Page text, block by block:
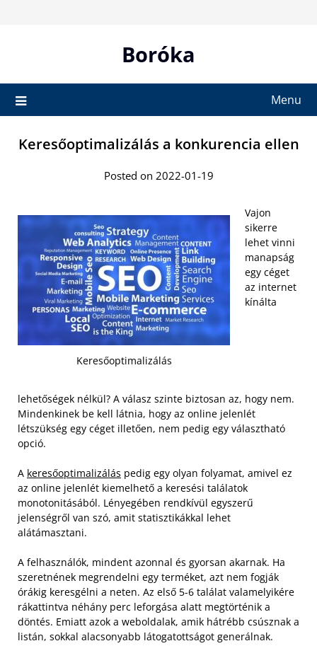
Boróka
Menu
Keresőoptimalizálás a konkurencia ellen
Posted on 2022-01-19
Keresőoptimalizálás
Vajon
sikerre
lehet vinni
manapság
egy céget
az internet
kínálta
lehetőségek nélkül? A válasz szinte biztosan az, hogy nem.
Mindenkinek be kell látnia, hogy az online jelenlét
létszükség egy céget illetően, nem pedig egy választható
opció.
A keresőoptimalizálás pedig egy olyan folyamat, amivel ez
az online jelenlét kiemelhető a keresési találatok
monotonitásából. Lényegében rendkívül egyszerű
jelenségről van szó, amit statisztikákkal lehet
alátámasztani.
A felhasználók, mindent azonnal és gyorsan akarnak. Ha
szeretnének megrendelni egy terméket, azt nem fogják
órákig keresgélni a neten. Az első 5-6 találat valamelyikére
rákattintva néhány perc leforgása alatt megtörténik a
döntés. Emiatt azok a weboldalak, amik hátrébb csúsznak a
listán, sokkal alacsonyabb látogatottságot generálnak.